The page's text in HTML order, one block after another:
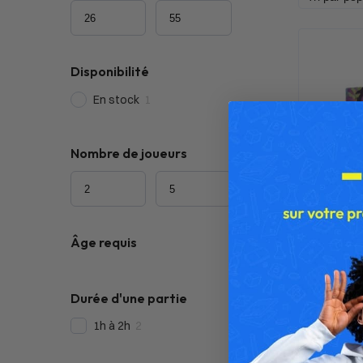
Disponibilité
En stock
Nombre de joueurs
Âge requis
Durée d'une partie
1h à 2h